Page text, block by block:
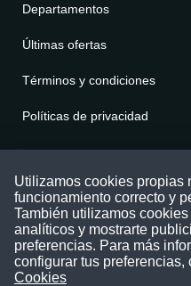
Departamentos
Últimas ofertas
Términos y condiciones
Políticas de privacidad
Puede comunicarse con
nuestras redes sociales o del
Siguenos en:
Utilizamos cookies propias
funcionamiento correcto y
También utilizamos
analíticos y mostrarte
preferencias. Para más
configurar tus preferencias,
Cookies